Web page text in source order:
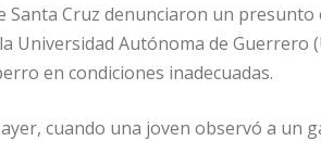
Santa Cruz denunciaron un presunto
Universidad Autónoma de Guerrero
en condiciones inadecuadas.
cuando una joven observó a un